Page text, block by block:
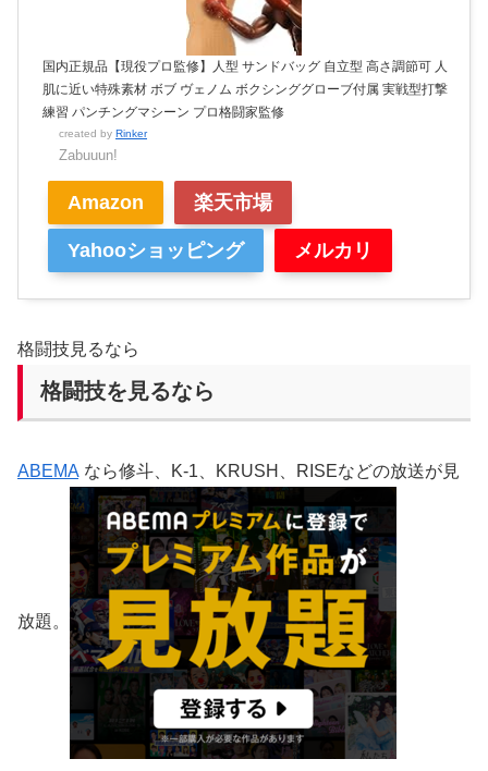
国内正規品【現役プロ監修】人型 サンドバッグ 自立型 高さ調節可 人
肌に近い特殊素材 ボブ ヴェノム ボクシンググローブ付属 実戦型打撃
練習 パンチングマシーン プロ格闘家監修
created by Rinker
Zabuuun!
Amazon 楽天市場
Yahooショッピング メルカリ
格闘技見るなら
格闘技を見るなら
ABEMA なら修斗、K-1、KRUSH、RISEなどの放送が見
放題。